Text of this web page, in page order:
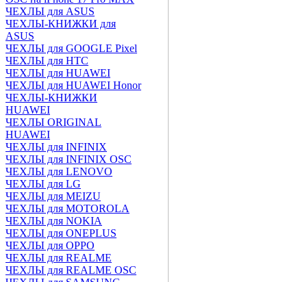
ЧЕХЛЫ для ASUS
ЧЕХЛЫ-КНИЖКИ для
ASUS
ЧЕХЛЫ для GOOGLE Pixel
ЧЕХЛЫ для HTC
ЧЕХЛЫ для HUAWEI
ЧЕХЛЫ для HUAWEI Honor
ЧЕХЛЫ-КНИЖКИ
HUAWEI
ЧЕХЛЫ ORIGINAL
HUAWEI
ЧЕХЛЫ для INFINIX
ЧЕХЛЫ для INFINIX OSC
ЧЕХЛЫ для LENOVO
ЧЕХЛЫ для LG
ЧЕХЛЫ для MEIZU
ЧЕХЛЫ для MOTOROLA
ЧЕХЛЫ для NOKIA
ЧЕХЛЫ для ONEPLUS
ЧЕХЛЫ для OPPO
ЧЕХЛЫ для REALME
ЧЕХЛЫ для REALME OSC